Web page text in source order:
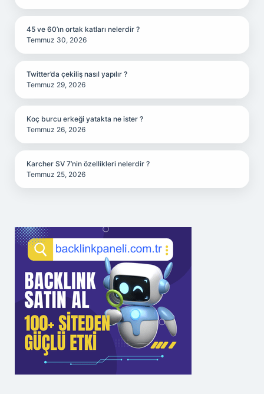
45 ve 60’ın ortak katları nelerdir ?
Temmuz 30, 2026
Twitter’da çekiliş nasıl yapılır ?
Temmuz 29, 2026
Koç burcu erkeği yatakta ne ister ?
Temmuz 26, 2026
Karcher SV 7’nin özellikleri nelerdir ?
Temmuz 25, 2026